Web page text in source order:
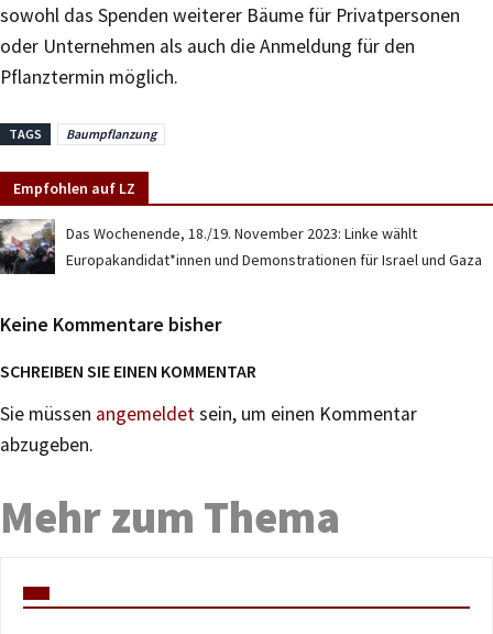
sowohl das Spenden weiterer Bäume für Privatpersonen
oder Unternehmen als auch die Anmeldung für den
Pflanztermin möglich.
TAGS Baumpflanzung
Empfohlen auf LZ
Das Wochenende, 18./19. November 2023: Linke wählt
Europakandidat*innen und Demonstrationen für Israel und Gaza
Keine Kommentare bisher
SCHREIBEN SIE EINEN KOMMENTAR
Sie müssen angemeldetsein, um einen Kommentar
abzugeben.
Mehr zum Thema